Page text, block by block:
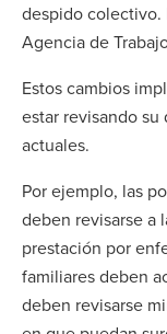
despido colectivo.
Agencia de
Estos cambios
estar revisando
actuales.
Por ejemplo, las
deben revisarse a
prestación por
familiares deben
deben revisarse